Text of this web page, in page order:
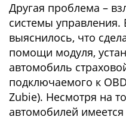
Другая проблема –
системы управления.
выяснилось, что
помощи модуля,
автомобиль
подключаемого к
Zubie). Несмотря на
автомобилей